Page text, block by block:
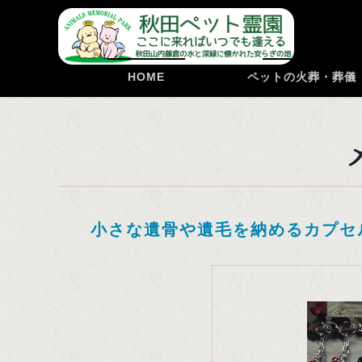
HOME ペットの火葬・葬儀
HOME
小さな遺骨や遺毛を納めるカプセ